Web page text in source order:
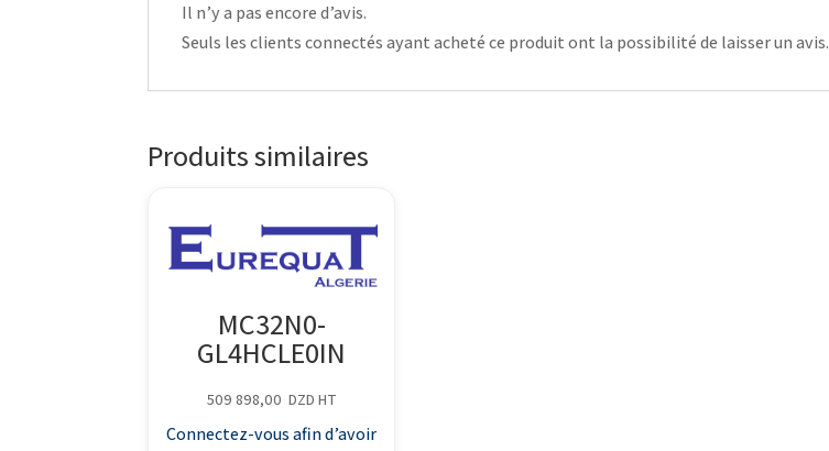
Il n’y a pas encore d’avis.
Seuls les clients connectés ayant acheté ce produit ont la possibilité de laisser un avis.
Produits similaires
MC32N0-
GL4HCLE0IN
509 898,00 DZD HT
Connectez-vous afin d’avoir